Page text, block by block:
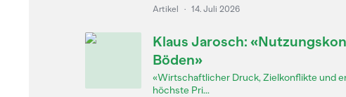
Artikel · 14. Juli 2026
Klaus Jarosch:
Böden»
«Wirtschaftlicher Druck, Zielkonflikte und
höchste Pri...